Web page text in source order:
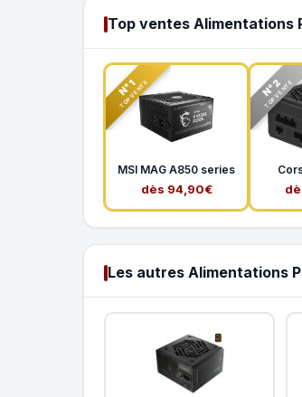
Top ventes Alimentations
N°1
TOP VENTE
MSI MAG A850 series
dès 94,90€
N°2
TOP VENTE
Les autres Alimentations